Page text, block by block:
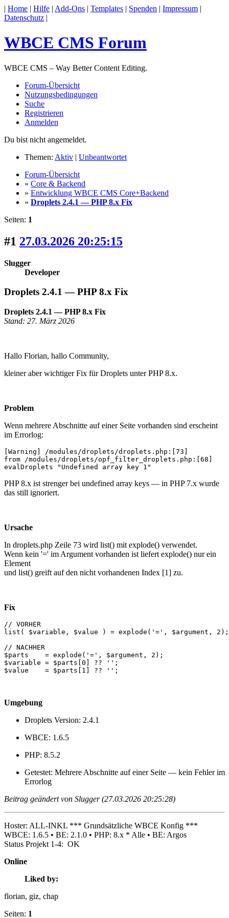
| Home | Hilfe | Add-Ons | Templates | Spenden | Impressum |
Datenschutz |
WBCE CMS Forum
WBCE CMS – Way Better Content Editing.
Forum-Übersicht
Nutzungsbedingungen
Suche
Registrieren
Anmelden
Du bist nicht angemeldet.
Themen: Aktiv | Unbeantwortet
Forum-Übersicht
» Core & Backend
» Entwicklung WBCE CMS Core+Backend
» Droplets 2.4.1 — PHP 8.x Fix
Seiten: 1
#1 27.03.2026 20:25:15
Slugger
Developer
Droplets 2.4.1 — PHP 8.x Fix
Droplets 2.4.1 — PHP 8.x Fix
Stand: 27. März 2026
Hallo Florian, hallo Community,
kleiner aber wichtiger Fix für Droplets unter PHP 8.x.
Problem
Wenn mehrere Abschnitte auf einer Seite vorhanden sind erscheint
im Errorlog:
[Warning] /modules/droplets/droplets.php:[73]
from /modules/droplets/opf_filter_droplets.php:[68]
evalDroplets "Undefined array key 1"
PHP 8.x ist strenger bei undefined array keys — in PHP 7.x wurde
das still ignoriert.
Ursache
In droplets.php Zeile 73 wird list() mit explode() verwendet.
Wenn kein '=' im Argument vorhanden ist liefert explode() nur ein
Element
und list() greift auf den nicht vorhandenen Index [1] zu.
Fix
// VORHER
list( $variable, $value ) = explode('=', $argument, 2);
// NACHHER
$parts    = explode('=', $argument, 2);
$variable = $parts[0] ?? '';
$value    = $parts[1] ?? '';
Umgebung
Droplets Version: 2.4.1
WBCE: 1.6.5
PHP: 8.5.2
Getestet: Mehrere Abschnitte auf einer Seite — kein Fehler im
Errorlog
Beitrag geändert von Slugger (27.03.2026 20:25:28)
Hoster: ALL-INKL *** Grundsätzliche WBCE Konfig ***
WBCE: 1.6.5 • BE: 2.1.0 • PHP: 8.x * Alle • BE: Argos
Status Projekt 1-4: OK
Online
Liked by:
florian, giz, chap
Seiten: 1